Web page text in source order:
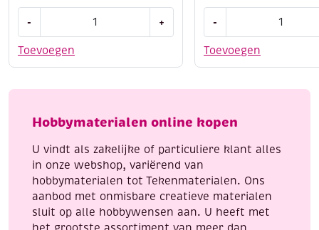
Toevoegen
-
carvers,
st
+
Toevoegen
-
tool
tool,
15
aantal
Hobbymaterialen online kopen
U vindt als zakelijke of particuliere klant alles
in onze webshop, variërend van
hobbymaterialen tot Tekenmaterialen. Ons
aanbod met onmisbare creatieve materialen
sluit op alle hobbywensen aan. U heeft met